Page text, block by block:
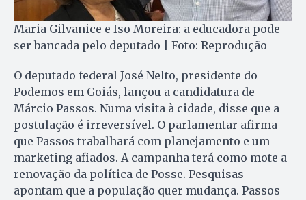
Maria Gilvanice e Iso Moreira: a educadora pode
ser bancada pelo deputado | Foto: Reprodução
O deputado federal José Nelto, presidente do
Podemos em Goiás, lançou a candidatura de
Márcio Passos. Numa visita à cidade, disse que a
postulação é irreversível. O parlamentar afirma
que Passos trabalhará com planejamento e um
marketing afiados. A campanha terá como mote a
renovação da política de Posse. Pesquisas
apontam que a população quer mudança. Passos